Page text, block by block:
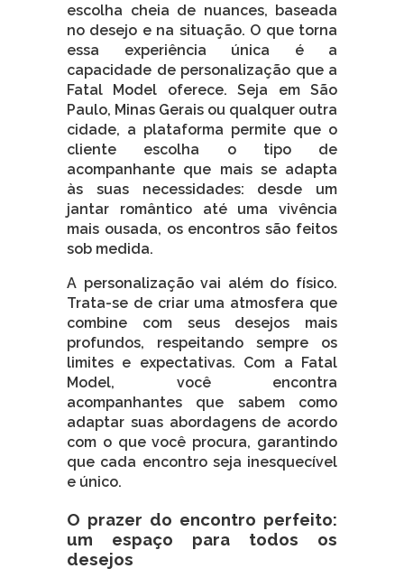
escolha cheia de nuances, baseada
no desejo e na situação. O que torna
essa experiência única é a
capacidade de personalização que a
Fatal Model oferece. Seja em São
Paulo, Minas Gerais ou qualquer outra
cidade, a plataforma permite que o
cliente escolha o tipo de
acompanhante que mais se adapta
às suas necessidades: desde um
jantar romântico até uma vivência
mais ousada, os encontros são feitos
sob medida.
A personalização vai além do físico.
Trata-se de criar uma atmosfera que
combine com seus desejos mais
profundos, respeitando sempre os
limites e expectativas. Com a Fatal
Model, você encontra
acompanhantes que sabem como
adaptar suas abordagens de acordo
com o que você procura, garantindo
que cada encontro seja inesquecível
e único.
O prazer do encontro perfeito:
um espaço para todos os
desejos